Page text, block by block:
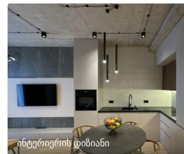
ინტერიერის დიზიანი